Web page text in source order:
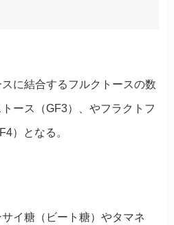
に結合するフルクトースの数
ース（GF3）、やフラクトフ
）となる。
イ糖（ビート糖）やタマネ